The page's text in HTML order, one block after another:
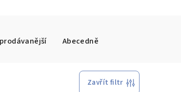
Abecedně
Zavřít filtr